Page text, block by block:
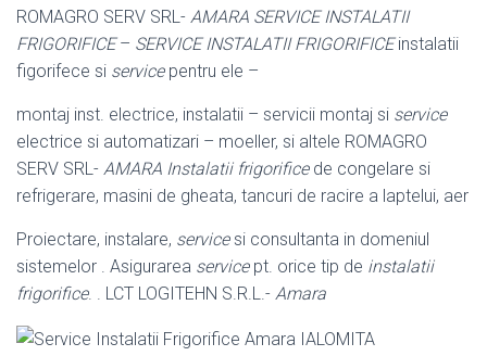
ROMAGRO SERV SRL- AMARA SERVICE INSTALATII
FRIGORIFICE– SERVICE INSTALATII FRIGORIFICEinstalatii
figorifece si servicepentru ele –
montaj inst. electrice, instalatii – servicii montaj si service
electrice si automatizari – moeller, si altele ROMAGRO
SERV SRL- AMARA Instalatii frigorificede congelare si
refrigerare, masini de gheata, tancuri de racire a laptelui, aer
Proiectare, instalare, servicesi consultanta in domeniul
sistemelor . Asigurarea servicept. orice tip de instalatii
frigorifice. . LCT LOGITEHN S.R.L.- Amara